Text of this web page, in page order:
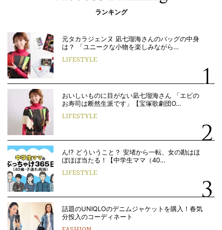
ランキング
元タカラジェンヌ 凪七瑠海さんのバッグの中身
は？ 「ユニークな小物を楽しみながら…
LIFESTYLE
おいしいものに目がない凪七瑠海さん 「エビの
お寿司は断然生派です」【宝塚歌劇団O…
LIFESTYLE
ん!? どういうこと？ 安堵から一転、女の勘はほ
ぼほぼ当たる！【中学生ママ（40…
LIFESTYLE
話題のUNIQLOのデニムジャケットを購入！春気
分投入のコーディネート